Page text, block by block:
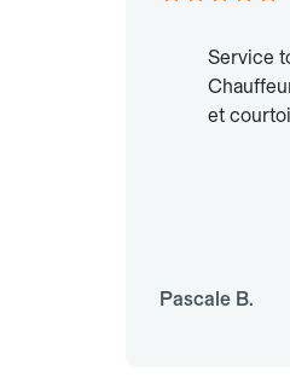
Service
et
Pascale B.